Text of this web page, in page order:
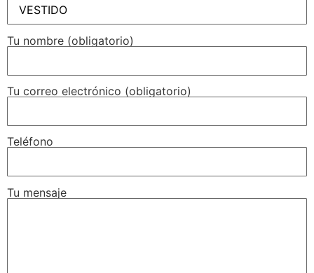
Tu nombre (obligatorio)
Tu correo electrónico (obligatorio)
Teléfono
Tu mensaje